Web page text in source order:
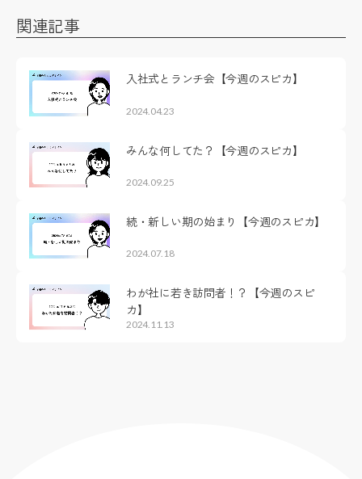
関連記事
入社式とランチ会【今週のスピカ】
2024.04.23
みんな何してた？【今週のスピカ】
2024.09.25
続・新しい期の始まり【今週のスピカ】
2024.07.18
わが社に若き訪問者！？【今週のスピ
カ】
2024.11.13